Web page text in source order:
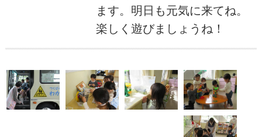
ます。明日も元気に来てね。
楽しく遊びましょうね！